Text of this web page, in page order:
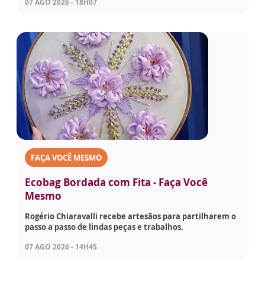
07 AGO 2026 - 18H07
FAÇA VOCÊ MESMO
Ecobag Bordada com Fita - Faça Você
Mesmo
Rogério Chiaravalli recebe artesãos para partilharem o
passo a passo de lindas peças e trabalhos.
07 AGO 2026 - 14H45